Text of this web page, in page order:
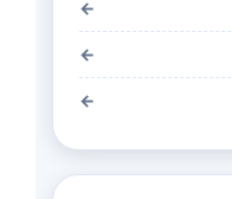
←
←
←